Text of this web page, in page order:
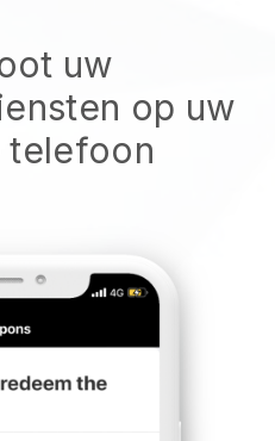
uw
op uw
telefoon